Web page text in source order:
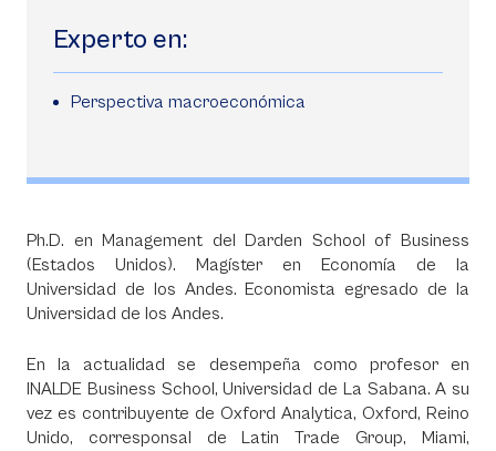
Experto en:
Perspectiva macroeconómica
Ph.D. en Management del Darden School of Business
(Estados Unidos). Magíster en Economía de la
Universidad de los Andes. Economista egresado de la
Universidad de los Andes.
En la actualidad se desempeña como profesor en
INALDE Business School, Universidad de La Sabana. A su
vez es contribuyente de Oxford Analytica, Oxford, Reino
Unido, corresponsal de Latin Trade Group, Miami,